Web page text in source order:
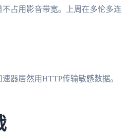
占用影音带宽。上周在多伦多连
器居然用HTTP传输敏感数据。